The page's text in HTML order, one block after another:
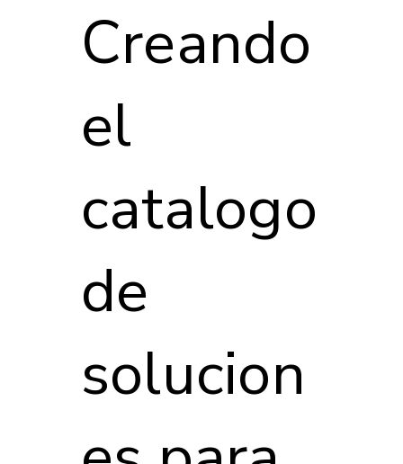
Creando
el
catalogo
de
solucion